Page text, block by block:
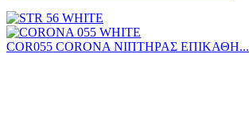
COR055 CORONA ΝΙΠΤΗΡΑΣ ΕΠΙΚΑΘΗ...